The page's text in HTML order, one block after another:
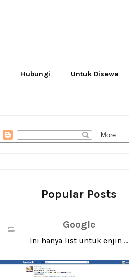
Hubungi Untuk Disewa
Popular Posts
Google
Ini hanya list untuk enjin ...